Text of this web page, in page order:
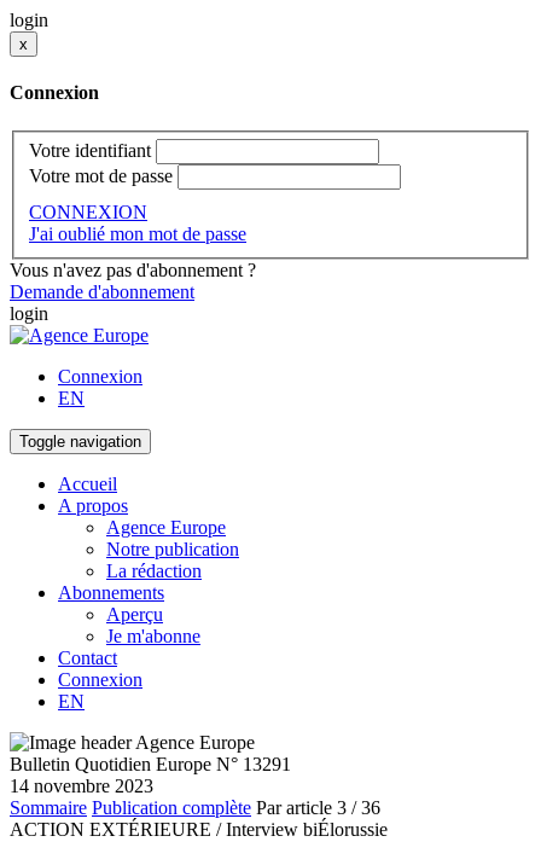
login
x
Connexion
Votre identifiant
Votre mot de passe
CONNEXION
J'ai oublié mon mot de passe
Vous n'avez pas d'abonnement ?
Demande d'abonnement
login
Connexion
EN
Toggle navigation
Accueil
A propos
Agence Europe
Notre publication
La rédaction
Abonnements
Aperçu
Je m'abonne
Contact
Connexion
EN
Bulletin Quotidien Europe N° 13291
14 novembre 2023
Sommaire Publication complète Par article 3 / 36
ACTION EXTÉRIEURE / Interview biÉlorussie